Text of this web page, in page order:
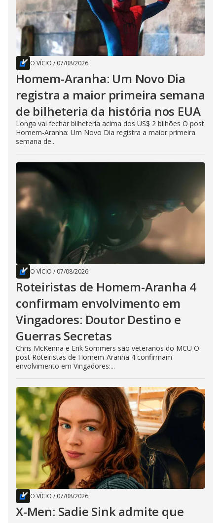
O VÍCIO / 07/08/2026
Homem-Aranha: Um Novo Dia
registra a maior primeira semana
de bilheteria da história nos EUA
Longa vai fechar bilheteria acima dos US$ 2 bilhões O post
Homem-Aranha: Um Novo Dia registra a maior primeira
semana de...
O VÍCIO / 07/08/2026
Roteiristas de Homem-Aranha 4
confirmam envolvimento em
Vingadores: Doutor Destino e
Guerras Secretas
Chris McKenna e Erik Sommers são veteranos do MCU O
post Roteiristas de Homem-Aranha 4 confirmam
envolvimento em Vingadores:...
O VÍCIO / 07/08/2026
X-Men: Sadie Sink admite que